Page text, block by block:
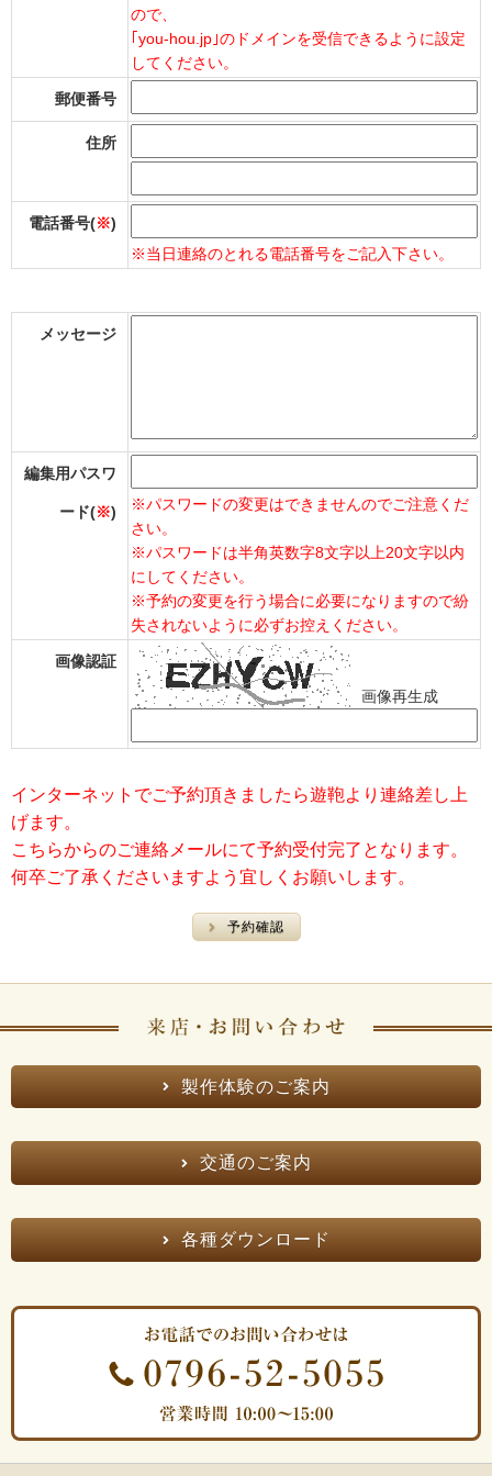
ので、
｢you-hou.jp｣のドメインを受信できるように設定
してください。
郵便番号
住所
電話番号(※)
※当日連絡のとれる電話番号をご記入下さい。
メッセージ
編集用パスワ
ード(※)
※パスワードの変更はできませんのでご注意くだ
さい。
※パスワードは半角英数字8文字以上20文字以内
にしてください。
※予約の変更を行う場合に必要になりますので紛
失されないように必ずお控えください。
画像認証
画像再生成
インターネットでご予約頂きましたら遊鞄より連絡差し上
げます。
こちらからのご連絡メールにて予約受付完了となります。
何卒ご了承くださいますよう宜しくお願いします。
予約確認
製作体験のご案内
交通のご案内
各種ダウンロード